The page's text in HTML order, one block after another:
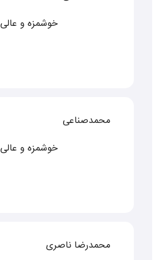
خوشمزه و عالی
محمدصناعی
خوشمزه و عالی
محمدرضا ناصری